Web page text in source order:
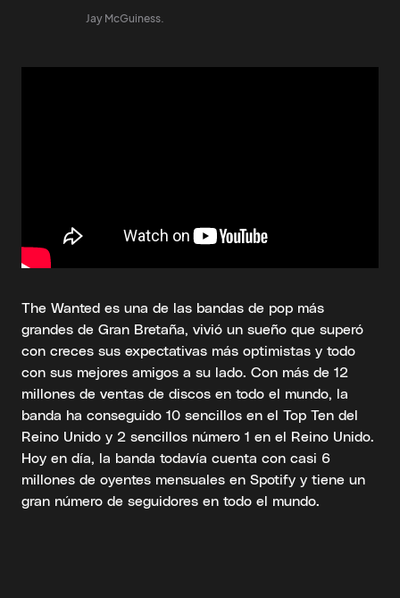
Jay McGuiness.
The Wanted es una de las bandas de pop más
grandes de Gran Bretaña, vivió un sueño que superó
con creces sus expectativas más optimistas y todo
con sus mejores amigos a su lado. Con más de 12
millones de ventas de discos en todo el mundo, la
banda ha conseguido 10 sencillos en el Top Ten del
Reino Unido y 2 sencillos número 1 en el Reino Unido.
Hoy en día, la banda todavía cuenta con casi 6
millones de oyentes mensuales en Spotify y tiene un
gran número de seguidores en todo el mundo.